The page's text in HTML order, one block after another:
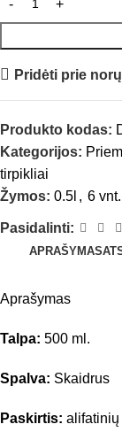
Pridėti prie
Produkto kodas:
Kategorijos:
tirpikliai
Žymos: 0.5l , 6 vnt.
Pasidalinti:
APRAŠYMAS
Aprašymas
Talpa: 500 ml.
Spalva: Skaidrus
Paskirtis: